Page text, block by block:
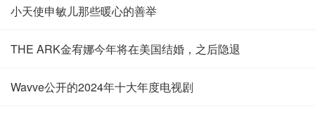
小天使申敏儿那些暖心的善举
THE ARK金宥娜今年将在美国结婚，之后隐退
Wavve公开的2024年十大年度电视剧